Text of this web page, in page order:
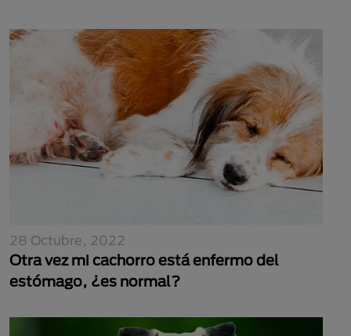
28 Octubre, 2022
Otra vez mi cachorro está enfermo del
estómago, ¿es normal?